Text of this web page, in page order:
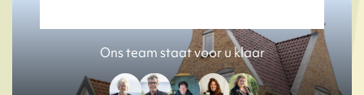
Ons team staat voor u klaar